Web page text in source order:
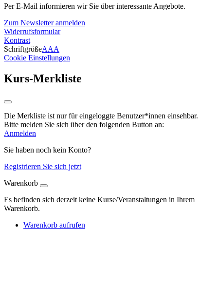
Per E-Mail informieren wir Sie über interessante Angebote.
Zum Newsletter anmelden
Widerrufsformular
Kontrast
SchriftgrößeAAA
Cookie Einstellungen
Kurs-Merkliste
Die Merkliste ist nur für eingeloggte Benutzer*innen einsehbar.
Bitte melden Sie sich über den folgenden Button an:
Anmelden
Sie haben noch kein Konto?
Registrieren Sie sich jetzt
Warenkorb
Es befinden sich derzeit keine Kurse/Veranstaltungen in Ihrem
Warenkorb.
Warenkorb aufrufen